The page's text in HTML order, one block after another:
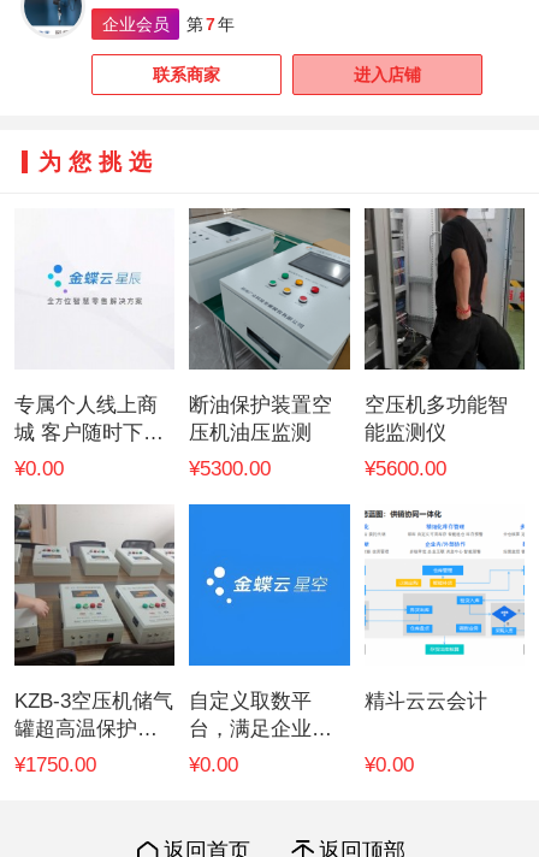
企业会员 第7年
联系商家 进入店铺
为您挑选
专属个人线上商
城 客户随时下单
订货
¥0.00
断油保护装置空
压机油压监测
¥5300.00
空压机多功能智
能监测仪
¥5600.00
KZB-3空压机储气
罐超高温保护一
控一型
¥1750.00
自定义取数平
台，满足企业编
制任意多管理角
¥0.00
精斗云云会计
¥0.00
返回首页 返回顶部